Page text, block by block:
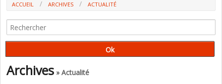
ACCUEIL ARCHIVES
ACTUALITÉ
L'ORGANISATION ACTUELLE DU SYSTÈME ÉDUCATIF" (F. BAYROU)
Archives » Actualité